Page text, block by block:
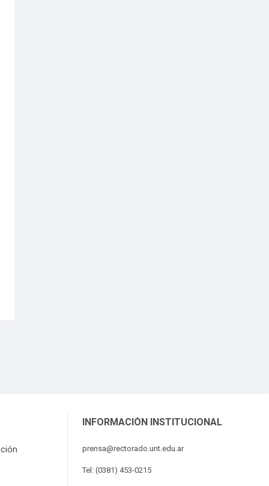
INFORMACIÓN INSTITUCIONAL
prensa@rectorado.unt.edu.ar
Tel: (0381) 453-0215